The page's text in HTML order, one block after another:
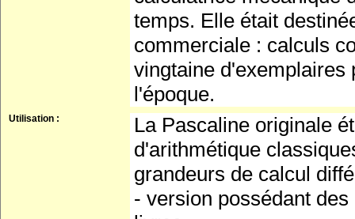
temps. Elle était
commerciale : calculs
vingtaine d'exemplaires
l'époque.
Utilisation :
La Pascaline originale
d'arithmétique
grandeurs de calcul
- version possédant